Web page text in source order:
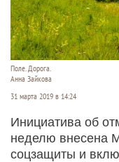
Поле. Дорога.
Анна Зайкова
31 марта 2019 в 14:24
Инициатива об
неделю внесена
соцзащиты и